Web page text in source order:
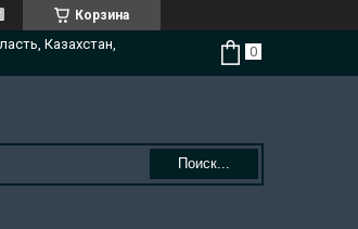
Корзина
Казахстан,
Поиск...